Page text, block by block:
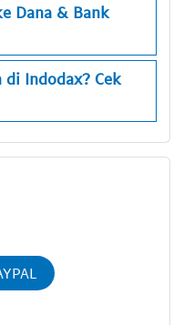
Dana & Bank
Indodax? Cek